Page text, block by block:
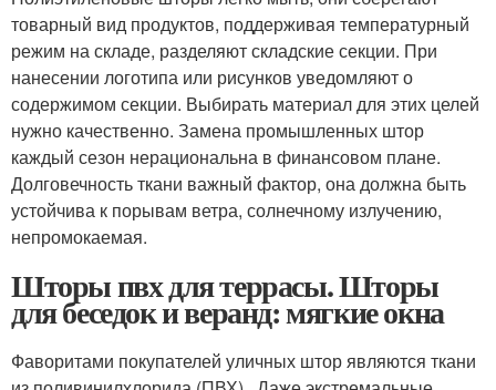
товарный вид продуктов, поддерживая температурный
режим на складе, разделяют складские секции. При
нанесении логотипа или рисунков уведомляют о
содержимом секции. Выбирать материал для этих целей
нужно качественно. Замена промышленных штор
каждый сезон нерациональна в финансовом плане.
Долговечность ткани важный фактор, она должна быть
устойчива к порывам ветра, солнечному излучению,
непромокаемая.
Шторы пвх для террасы. Шторы
для беседок и веранд: мягкие окна
Фаворитами покупателей уличных штор являются ткани